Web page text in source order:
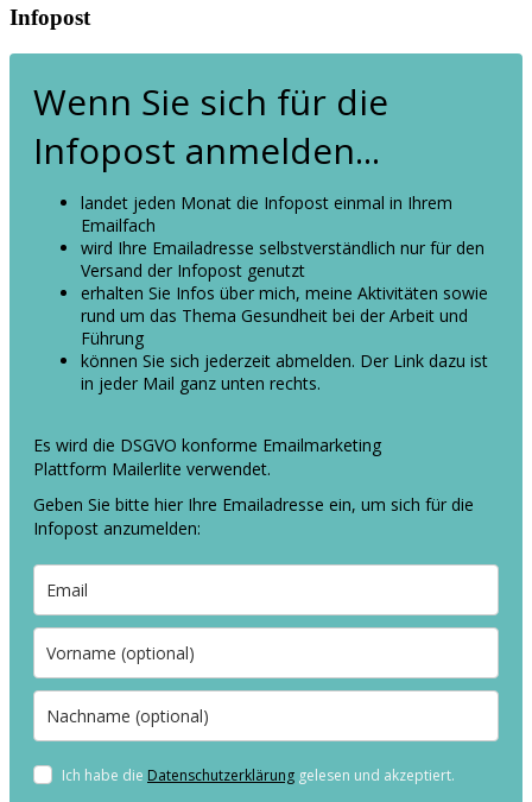
Infopost
Wenn Sie sich für die
Infopost anmelden...
landet jeden Monat die Infopost einmal in Ihrem
Emailfach
wird Ihre Emailadresse selbstverständlich nur für den
Versand der Infopost genutzt
erhalten Sie Infos über mich, meine Aktivitäten sowie
rund um das Thema Gesundheit bei der Arbeit und
Führung
können Sie sich jederzeit abmelden. Der Link dazu ist
in jeder Mail ganz unten rechts.
Es wird die DSGVO konforme Emailmarketing
Plattform Mailerlite verwendet.
Geben Sie bitte hier Ihre Emailadresse ein, um sich für die
Infopost anzumelden:
Ich habe die Datenschutzerklärung gelesen und akzeptiert.